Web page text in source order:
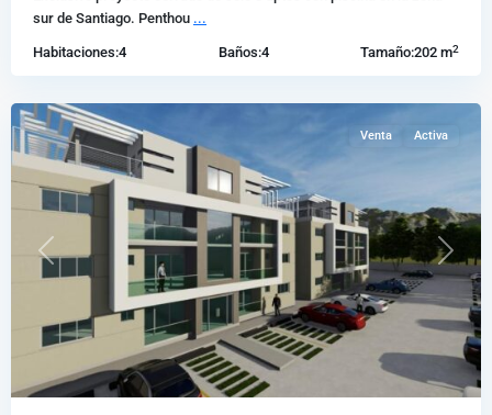
sur de Santiago. Penthou ...
Habitaciones:4 Baños:4 Tamaño:202 m2
los
Previous Next
Venta Activa